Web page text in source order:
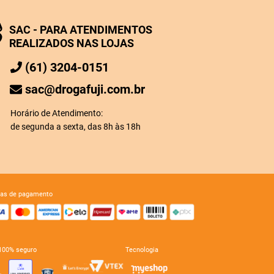
SAC - PARA ATENDIMENTOS
REALIZADOS NAS LOJAS
(61) 3204-0151
sac@drogafuji.com.br
Horário de Atendimento:
de segunda a sexta, das 8h às 18h
de pagamento
seguro tecnologia